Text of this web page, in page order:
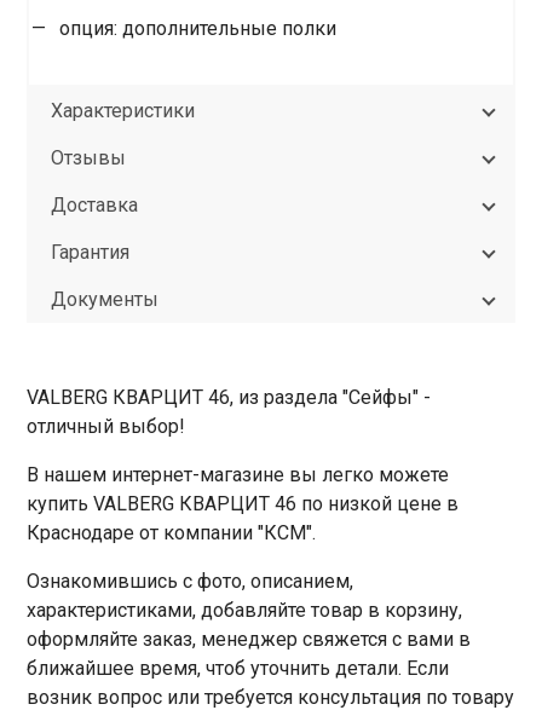
опция: дополнительные полки
Характеристики
Отзывы
Доставка
Гарантия
Документы
VALBERG КВАРЦИТ 46, из раздела "Сейфы" -
отличный выбор!
В нашем интернет-магазине вы легко можете
купить VALBERG КВАРЦИТ 46 по низкой цене в
Краснодаре от компании "КСМ".
Ознакомившись с фото, описанием,
характеристиками, добавляйте товар в корзину,
оформляйте заказ, менеджер свяжется с вами в
ближайшее время, чтоб уточнить детали. Если
возник вопрос или требуется консультация по товару